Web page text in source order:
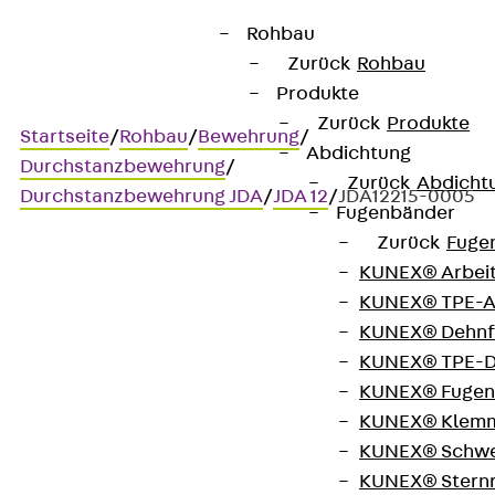
Rohbau
Zurück Rohbau
Produkte
Zurück Produkte
Abdichtung
Zurück
Fugenbänder
Zurück
KUNEX®
KUNEX®
KUNEX®
KUNEX®
KUNEX®
KUNEX®
KUNEX®
KUNEX®
Startseite/Rohbau/Bewehrung/
Durchstanzbewehrung/
Durchstanzbewehrung JDA/JDA 12/JDA12215-0005
JORDAHL JDA Element
Durchstanzbewehrung, zur
Querkräfte im Ortbeton